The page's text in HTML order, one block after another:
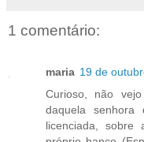
1 comentário:
maria 19 de
Curioso, não
daquela senhora
licenciada,